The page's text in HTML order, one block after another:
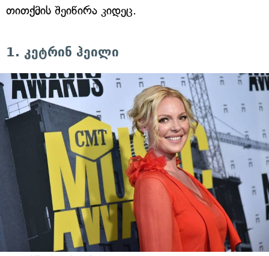
თითქმის შეიწირა კიდეც.
1. კეტრინ ჰეილი